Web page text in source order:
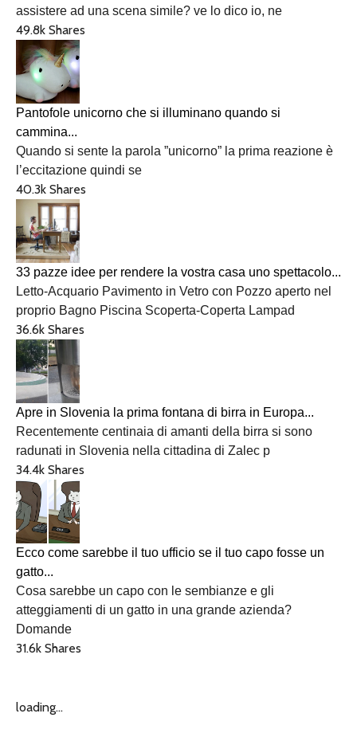
assistere ad una scena simile? ve lo dico io, ne
49.8k Shares
Pantofole unicorno che si illuminano quando si
cammina...
Quando si sente la parola ”unicorno” la prima reazione è
l’eccitazione quindi se
40.3k Shares
33 pazze idee per rendere la vostra casa uno spettacolo...
Letto-Acquario Pavimento in Vetro con Pozzo aperto nel
proprio Bagno Piscina Scoperta-Coperta Lampad
36.6k Shares
Apre in Slovenia la prima fontana di birra in Europa...
Recentemente centinaia di amanti della birra si sono
radunati in Slovenia nella cittadina di Zalec p
34.4k Shares
Ecco come sarebbe il tuo ufficio se il tuo capo fosse un
gatto...
Cosa sarebbe un capo con le sembianze e gli
atteggiamenti di un gatto in una grande azienda?
Domande
31.6k Shares
loading...